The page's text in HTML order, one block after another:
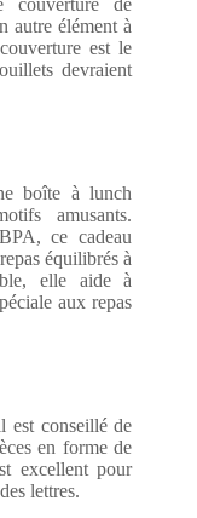
couverture de
autre élément à
est le
devraient
boîte à lunch
amusants.
ce cadeau
équilibrés à
elle aide à
aux repas
est conseillé de
en forme de
excellent pour
lettres.